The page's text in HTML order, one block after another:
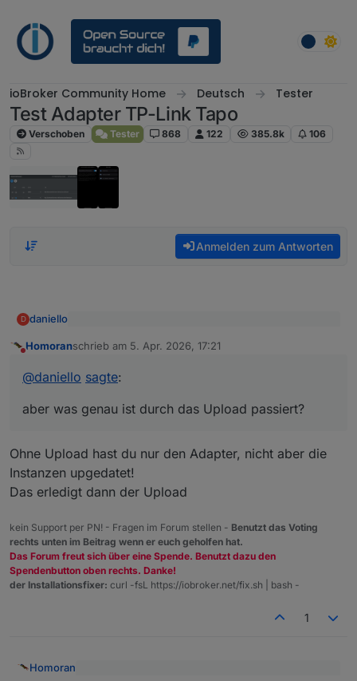
ioBroker Community Home Deutsch Tester
Test Adapter TP-Link Tapo
Verschoben Tester 868 122 385.8k 106
Anmelden zum Antworten
D daniello
Damit ist ein
mehr orange und es steht "true" da.
Upload passiert?
Homoranschrieb am 5. Apr. 2026, 17:21
zuletzt editiert von
@daniello sagte:
aber was genau ist durch das Upload passiert?
Ohne Upload hast du nur den Adapter, nicht aber die
Instanzen upgedatet!
Das erledigt dann der Upload
kein Support per PN! - Fragen im Forum stellen - Benutzt das Voting
rechts unten im Beitrag wenn er euch geholfen hat.
Das Forum freut sich über eine Spende. Benutzt dazu den
Spendenbutton oben rechts. Danke!
der Installationsfixer: curl -fsL https://iobroker.net/fix.sh | bash -
1
Homoran